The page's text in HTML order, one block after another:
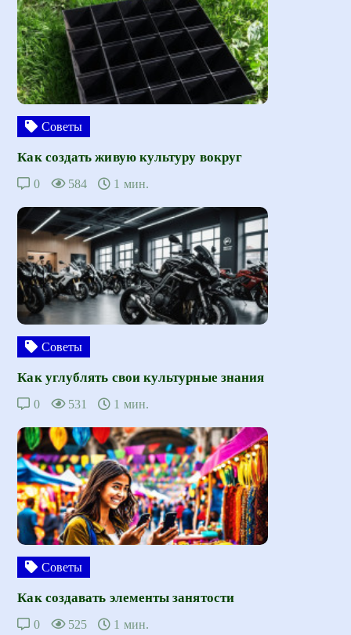
Советы
Как создать живую культуру вокруг
0 584 1 мин.
Советы
Как углублять свои культурные знания
0 531 1 мин.
Советы
Как создавать элементы занятости
0 525 1 мин.